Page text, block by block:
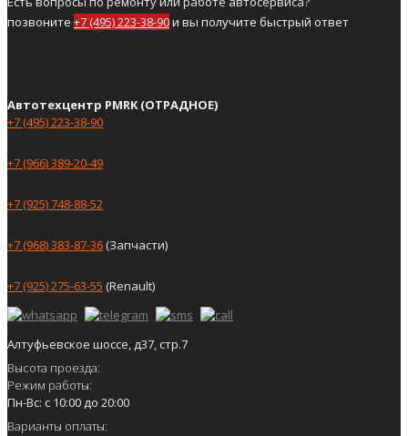
позвоните +7 (495) 223-38-90и вы получите быстрый ответ
Автотехцентр PMRK (ОТРАДНОЕ)
+7 (495) 223-38-90
+7 (966) 389-20-49
+7 (925) 748-88-52
+7 (968) 383-87-36(Запчасти)
+7 (925) 275-63-55 (Renault)
Алтуфьевское шоссе, д37, стр.7
Высота проезда:
Режим работы:
Пн-Вс: с 10:00 до 20:00
Варианты оплаты: